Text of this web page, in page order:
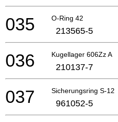
O-Ring 42
035 213565-5
Kugellager 606Zz A
036 210137-7
Sicherungsring S-12
037 961052-5